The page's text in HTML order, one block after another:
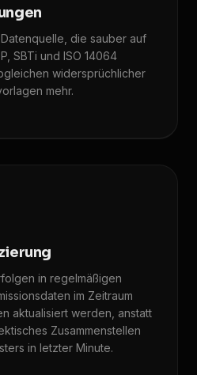
die sauber auf
SBTi und ISO 14064
widersprüchlicher
mehr.
in regelmäßigen
im Zeitraum
aktualisiert werden, anstatt
Zusammenstellen
in letzter Minute.